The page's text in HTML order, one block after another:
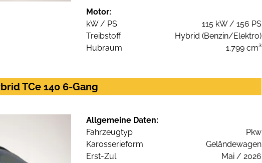
Motor:
kW / PS
115 kW / 156 PS
Treibstoff
Hybrid (Benzin/Elektro)
Hubraum
1.799 cm³
TCe 140 6-Gang
Allgemeine Daten:
Fahrzeugtyp
Pkw
Karosserieform
Geländewagen
Erst-Zul.
Mai / 2026